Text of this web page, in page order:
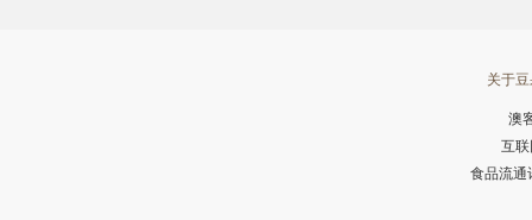
关于
澳
互
食品流